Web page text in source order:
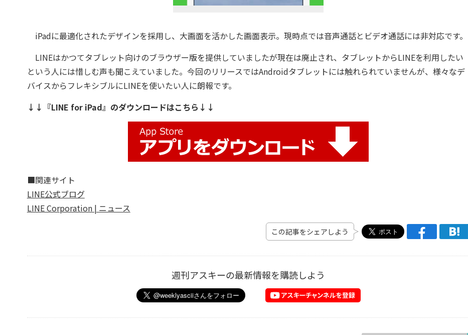
iPadに最適化されたデザインを採用し、大画面を活かした画面表示。現時点では音声通話とビデオ通話には非対応です。
LINEはかつてタブレット向けのブラウザー版を提供していましたが現在は廃止され、タブレットからLINEを利用したい
という人には惜しむ声も聞こえていました。今回のリリースではAndroidタブレットには触れられていませんが、様々なデ
バイスからフレキシブルにLINEを使いたい人に朗報です。
↓↓『LINE for iPad』のダウンロードはこちら↓↓
■関連サイト
LINE公式ブログ
LINE Corporation | ニュース
この記事をシェアしよう
週刊アスキーの最新情報を購読しよう